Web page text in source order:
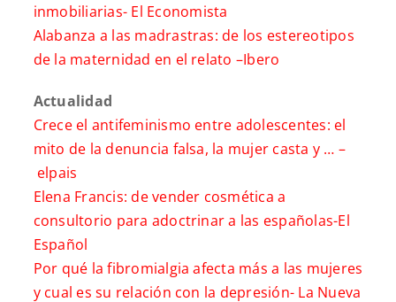
inmobiliarias- El Economista
Alabanza a las madrastras: de los estereotipos
de la maternidad en el relato –Ibero
Actualidad
Crece el antifeminismo entre adolescentes: el
mito de la denuncia falsa, la mujer casta y … –
elpais
Elena Francis: de vender cosmética a
consultorio para adoctrinar a las españolas-El
Español
Por qué la fibromialgia afecta más a las mujeres
y cual es su relación con la depresión- La Nueva